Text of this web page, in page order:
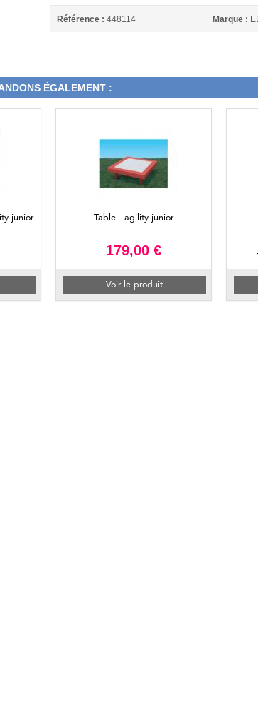
Référence : 448114 Marque :
ÉGALEMENT :
junior Table - agility junior
179,00 €
Voir le produit